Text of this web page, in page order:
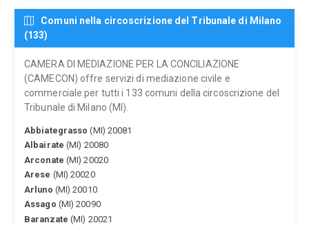
Comuni nella circoscrizione del Tribunale di Milano
(133)
CAMERA DI MEDIAZIONE PER LA CONCILIAZIONE
(CAMECON) offre servizi di mediazione civile e
commerciale per tutti i 133 comuni della circoscrizione del
Tribunale di Milano (MI).
Abbiategrasso (MI) 20081
Albairate (MI) 20080
Arconate (MI) 20020
Arese (MI) 20020
Arluno (MI) 20010
Assago (MI) 20090
Baranzate (MI) 20021